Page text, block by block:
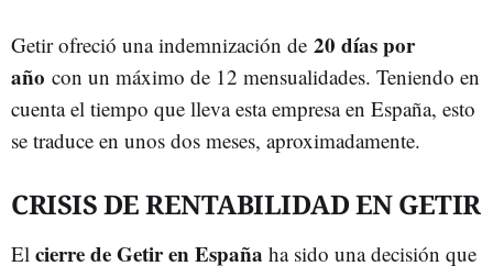
Getir ofreció una indemnización de 20 días por
año con un máximo de 12 mensualidades. Teniendo en
cuenta el tiempo que lleva esta empresa en España, esto
se traduce en unos dos meses, aproximadamente.
CRISIS DE RENTABILIDAD EN GETIR
El cierre de Getir en España ha sido una decisión que